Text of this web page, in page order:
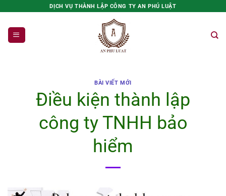
nội
dung
DỊCH VỤ THÀNH LẬP CÔNG TY AN PHÚ LUẬT
BÀI VIẾT MỚI
Điều kiện thành lập
công ty TNHH bảo
hiểm